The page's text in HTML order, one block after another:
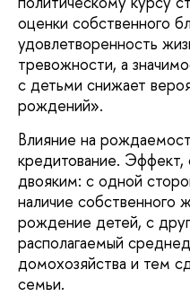
оценки собственного
удовлетворенность
тревожности, а
с детьми снижает
рождений».
Влияние на
кредитование.
двояким: с одной
наличие собственного
рождение детей, с
располагаемый
домохозяйства и тем
семьи.